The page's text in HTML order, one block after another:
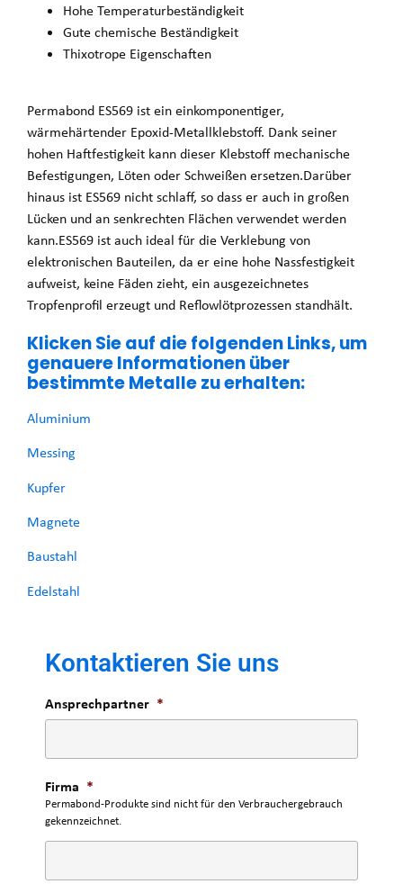
Hohe Temperaturbeständigkeit
Gute chemische Beständigkeit
Thixotrope Eigenschaften
Permabond ES569 ist ein einkomponentiger,
wärmehärtender Epoxid-Metallklebstoff. Dank seiner
hohen Haftfestigkeit kann dieser Klebstoff mechanische
Befestigungen, Löten oder Schweißen ersetzen.Darüber
hinaus ist ES569 nicht schlaff, so dass er auch in großen
Lücken und an senkrechten Flächen verwendet werden
kann.ES569 ist auch ideal für die Verklebung von
elektronischen Bauteilen, da er eine hohe Nassfestigkeit
aufweist, keine Fäden zieht, ein ausgezeichnetes
Tropfenprofil erzeugt und Reflowlötprozessen standhält.
Klicken Sie auf die folgenden Links, um
genauere Informationen über
bestimmte Metalle zu erhalten:
Aluminium
Messing
Kupfer
Magnete
Baustahl
Edelstahl
Kontaktieren Sie uns
Ansprechpartner *
Firma *
Permabond-Produkte sind nicht für den Verbrauchergebrauch
gekennzeichnet.